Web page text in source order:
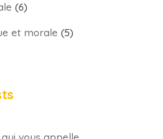
(6)
et morale (5)